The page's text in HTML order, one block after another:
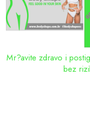
Mr?avite zdravo i
bez